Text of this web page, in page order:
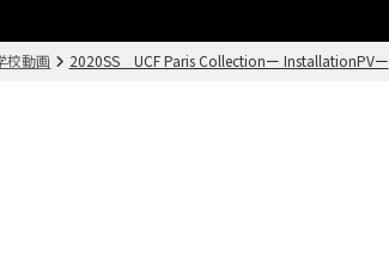
校動画 2020SS UCF Paris Collectionー InstallationPVー